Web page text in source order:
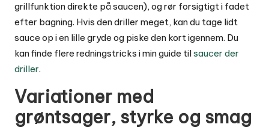
grillfunktion direkte på saucen), og rør forsigtigt i fadet
efter bagning. Hvis den driller meget, kan du tage lidt
sauce op i en lille gryde og piske den kort igennem. Du
kan finde flere redningstricks i min guide tilsaucer der
driller.
Variationer med
grøntsager, styrke og smag